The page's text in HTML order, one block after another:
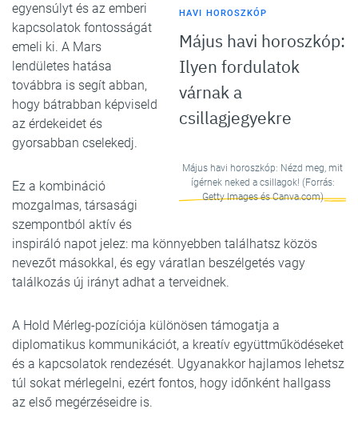
HAVI HOROSZKÓP
Május havi horoszkóp:
Ilyen fordulatok
várnak a
csillagjegyekre
Május havi horoszkóp: Nézd meg, mit
ígérnek neked a csillagok! (Forrás:
Getty Images és Canva.com)
egyensúlyt és az emberi
kapcsolatok fontosságát
emeli ki. A Mars
lendületes hatása
továbbra is segít abban,
hogy bátrabban képviseld
az érdekeidet és
gyorsabban cselekedj.
Ez a kombináció
mozgalmas, társasági
szempontból aktív és
inspiráló napot jelez: ma könnyebben találhatsz közös
nevezőt másokkal, és egy váratlan beszélgetés vagy
találkozás új irányt adhat a terveidnek.
A Hold Mérleg-pozíciója különösen támogatja a
diplomatikus kommunikációt, a kreatív együttműködéseket
és a kapcsolatok rendezését. Ugyanakkor hajlamos lehetsz
túl sokat mérlegelni, ezért fontos, hogy időnként hallgass
az első megérzéseidre is.